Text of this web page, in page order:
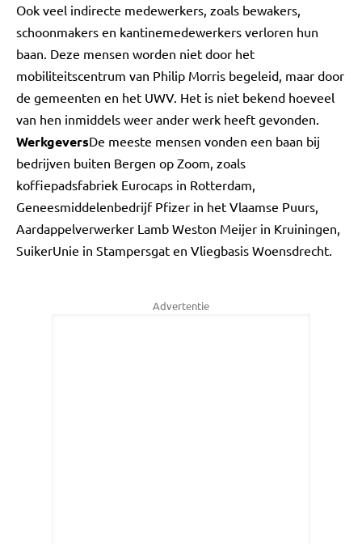
Ook veel indirecte medewerkers, zoals bewakers,
schoonmakers en kantinemedewerkers verloren hun
baan. Deze mensen worden niet door het
mobiliteitscentrum van Philip Morris begeleid, maar door
de gemeenten en het UWV. Het is niet bekend hoeveel
van hen inmiddels weer ander werk heeft gevonden.
WerkgeversDe meeste mensen vonden een baan bij
bedrijven buiten Bergen op Zoom, zoals
koffiepadsfabriek Eurocaps in Rotterdam,
Geneesmiddelenbedrijf Pfizer in het Vlaamse Puurs,
Aardappelverwerker Lamb Weston Meijer in Kruiningen,
SuikerUnie in Stampersgat en Vliegbasis Woensdrecht.
Advertentie